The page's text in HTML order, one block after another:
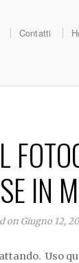
Contatti
IN
on Giugno 12,
Uso